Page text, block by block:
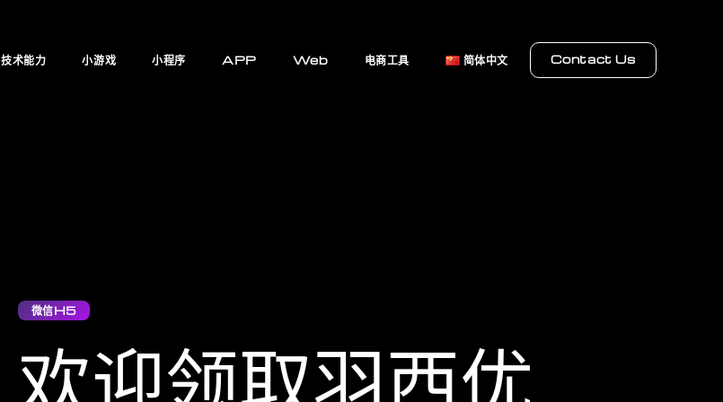
技术能力 小游戏 小程序 APP Web 电商工具 简体中文 Contact Us
微信H5
欢迎领取羽西优